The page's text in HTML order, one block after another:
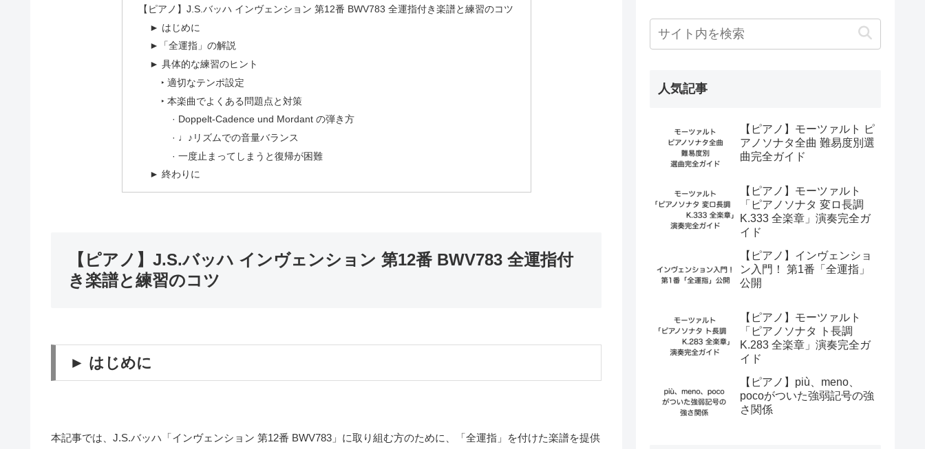
【ピアノ】J.S.バッハ インヴェンション 第12番 BWV783 全運指付き楽譜と練習のコツ
► はじめに
►「全運指」の解説
► 具体的な練習のヒント
‣ 適切なテンポ設定
‣ 本楽曲でよくある問題点と対策
· Doppelt-Cadence und Mordant の弾き方
· ♩♪リズムでの音量バランス
· 一度止まってしまうと復帰が困難
► 終わりに
【ピアノ】J.S.バッハ インヴェンション 第12番 BWV783 全運指付
き楽譜と練習のコツ
► はじめに
本記事では、J.S.バッハ「インヴェンション 第12番 BWV783」に取り組む方のために、「全運指」を付けた楽譜を提供
人気記事
【ピアノ】モーツァルト ピ
アノソナタ全曲 難易度別選
曲完全ガイド
【ピアノ】モーツァルト
「ピアノソナタ 変ロ長調
K.333 全楽章」演奏完全ガ
イド
【ピアノ】インヴェンショ
ン入門！ 第1番「全運指」
公開
【ピアノ】モーツァルト
「ピアノソナタ ト長調
K.283 全楽章」演奏完全ガ
イド
【ピアノ】più、meno、
pocoがついた強弱記号の強
さ関係